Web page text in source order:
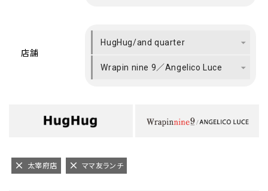
店舗
HugHug/and quarter
Wrapin nine 9／Angelico Luce
太宰府店 ママ友ランチ